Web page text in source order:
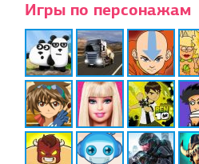
Игры по персонажам